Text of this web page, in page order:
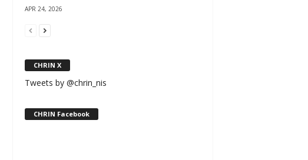
APR 24, 2026
CHRIN X
Tweets by @chrin_nis
CHRIN Facebook